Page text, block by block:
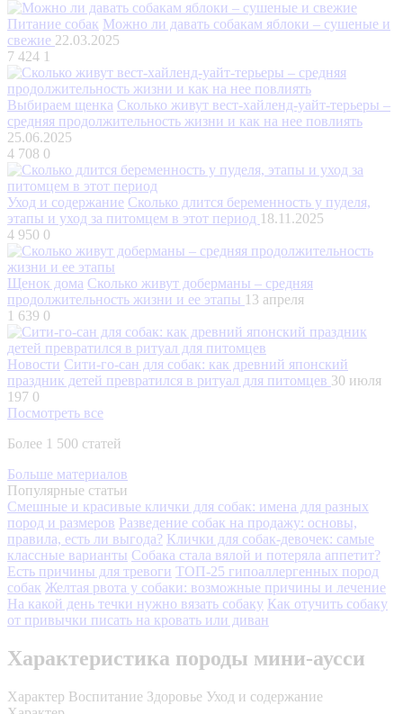
Питание собак Можно ли давать собакам яблоки – сушеные и
свежие 22.03.2025
7 424 1
Выбираем щенка Сколько живут вест-хайленд-уайт-терьеры –
средняя продолжительность жизни и как на нее повлиять
25.06.2025
4 708 0
Уход и содержание Сколько длится беременность у пуделя,
этапы и уход за питомцем в этот период 18.11.2025
4 950 0
Щенок дома Сколько живут доберманы – средняя
продолжительность жизни и ее этапы 13 апреля
1 639 0
Новости Сити-го-сан для собак: как древний японский
праздник детей превратился в ритуал для питомцев 30 июля
197 0
Посмотреть все
Более 1 500 статей
Больше материалов
Популярные статьи
Смешные и красивые клички для собак: имена для разных
пород и размеров Разведение собак на продажу: основы,
правила, есть ли выгода? Клички для собак-девочек: самые
классные варианты Собака стала вялой и потеряла аппетит?
Есть причины для тревоги ТОП-25 гипоаллергенных пород
собак Желтая рвота у собаки: возможные причины и лечение
На какой день течки нужно вязать собаку Как отучить собаку
от привычки писать на кровать или диван
Характеристика породы мини-аусси
Характер Воспитание Здоровье Уход и содержание